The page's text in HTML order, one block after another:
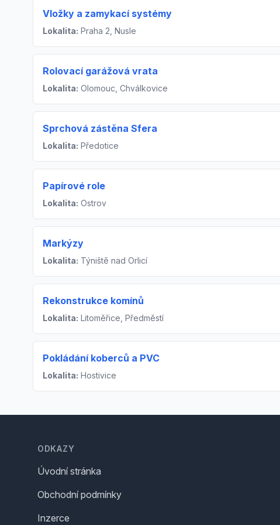
Vložky a zamykací systémy
Lokalita: Praha 2, Nusle
Rolovací garážová vrata
Lokalita: Olomouc, Chválkovice
Sprchová zástěna Sfera
Lokalita: Předotice
Papírové role
Lokalita: Ostrov
Markýzy
Lokalita: Týniště nad Orlicí
Rekonstrukce komínů
Lokalita: Litoměřice, Předměstí
Pokládání koberců a PVC
Lokalita: Hostivice
ODKAZY
Úvodní stránka
Obchodní podmínky
Inzerce